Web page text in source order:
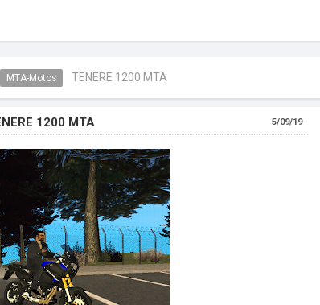
MTA-Motos TENERE 1200 MTA
1200 MTA 5/09/19